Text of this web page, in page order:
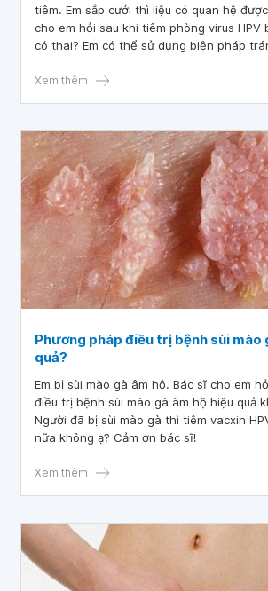
tiêm. Em sắp cưới thì liệu có quan hệ
cho em hỏi sau khi tiêm phòng virus HPV
có thai? Em có thể sử dụng biện pháp
ơn ạ!
Xem thêm
Phương pháp điều trị bệnh sùi mào
quả?
Em bị sùi mào gà âm hộ. Bác sĩ cho em
điều trị bệnh sùi mào gà âm hộ hiệu quả
Người đã bị sùi mào gà thì tiêm vacxin
nữa không ạ? Cảm ơn bác sĩ!
Xem thêm